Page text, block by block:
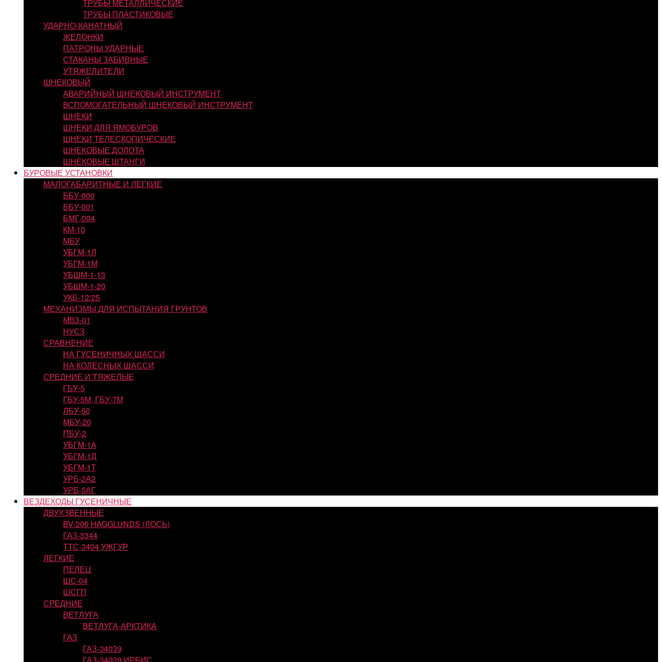
ТРУБЫ МЕТАЛЛИЧЕСКИЕ
ТРУБЫ ПЛАСТИКОВЫЕ
УДАРНО-КАНАТНЫЙ
ЖЕЛОНКИ
ПАТРОНЫ УДАРНЫЕ
СТАКАНЫ ЗАБИВНЫЕ
УТЯЖЕЛИТЕЛИ
ШНЕКОВЫЙ
АВАРИЙНЫЙ ШНЕКОВЫЙ ИНСТРУМЕНТ
ВСПОМОГАТЕЛЬНЫЙ ШНЕКОВЫЙ ИНСТРУМЕНТ
ШНЕКИ
ШНЕКИ ДЛЯ ЯМОБУРОВ
ШНЕКИ ТЕЛЕСКОПИЧЕСКИЕ
ШНЕКОВЫЕ ДОЛОТА
ШНЕКОВЫЕ ШТАНГИ
БУРОВЫЕ УСТАНОВКИ
МАЛОГАБАРИТНЫЕ И ЛЕГКИЕ
ББУ-000
ББУ-001
БМГ-004
КМ-10
МБУ
УБГМ-1Л
УБГМ-1М
УБШМ-1-13
УБШМ-1-20
УКБ-12/25
МЕХАНИЗМЫ ДЛЯ ИСПЫТАНИЯ ГРУНТОВ
МВЗ-01
НУСЗ
СРАВНЕНИЕ
НА ГУСЕНИЧНЫХ ШАССИ
НА КОЛЕСНЫХ ШАССИ
СРЕДНИЕ И ТЯЖЕЛЫЕ
ГБУ-5
ГБУ-5М, ГБУ-7М
ЛБУ-50
МБУ-20
ПБУ-2
УБГМ-1А
УБГМ-1Д
УБГМ-1Т
УРБ-2А2
УРБ-5АГ
ВЕЗДЕХОДЫ ГУСЕНИЧНЫЕ
ДВУХЗВЕННЫЕ
BV-206 HAGGLUNDS (ЛОСЬ)
ГАЗ-3344
ТТС-3404 УЖГУР
ЛЕГКИЕ
ПЕЛЕЦ
ШС-04
ШСГП
СРЕДНИЕ
ВЕТЛУГА
ВЕТЛУГА-АРКТИКА
ГАЗ
ГАЗ-34039